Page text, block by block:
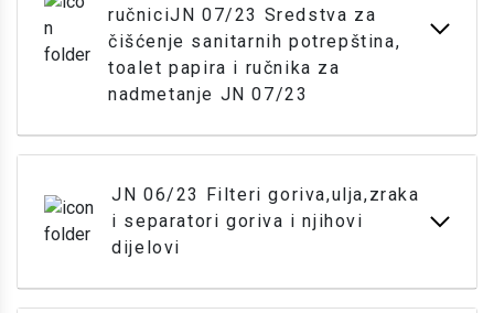
ručniciJN 07/23 Sredstva za
čišćenje sanitarnih potrepština,
toalet papira i ručnika za
nadmetanje JN 07/23
JN 06/23 Filteri goriva,ulja,zraka
i separatori goriva i njihovi
dijelovi